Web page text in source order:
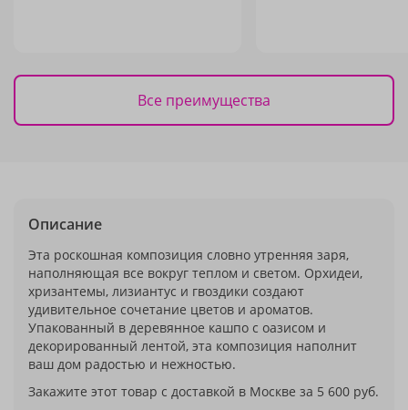
Все преимущества
Описание
Эта роскошная композиция словно утренняя заря,
наполняющая все вокруг теплом и светом. Орхидеи,
хризантемы, лизиантус и гвоздики создают
удивительное сочетание цветов и ароматов.
Упакованный в деревянное кашпо с оазисом и
декорированный лентой, эта композиция наполнит
ваш дом радостью и нежностью.
Закажите этот товар с доставкой в Москве за 5 600 руб.